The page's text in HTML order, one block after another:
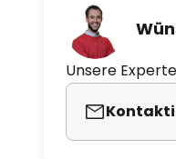
Unsere